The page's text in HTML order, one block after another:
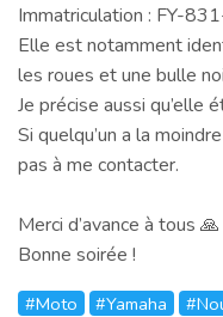
Immatriculation : FY-
Elle est notamment
les roues et une bulle
Je précise aussi qu’elle
Si quelqu’un a la
pas à me contacter.
Merci d’avance à tous 🙏
Bonne soirée !
#Moto #Yamaha